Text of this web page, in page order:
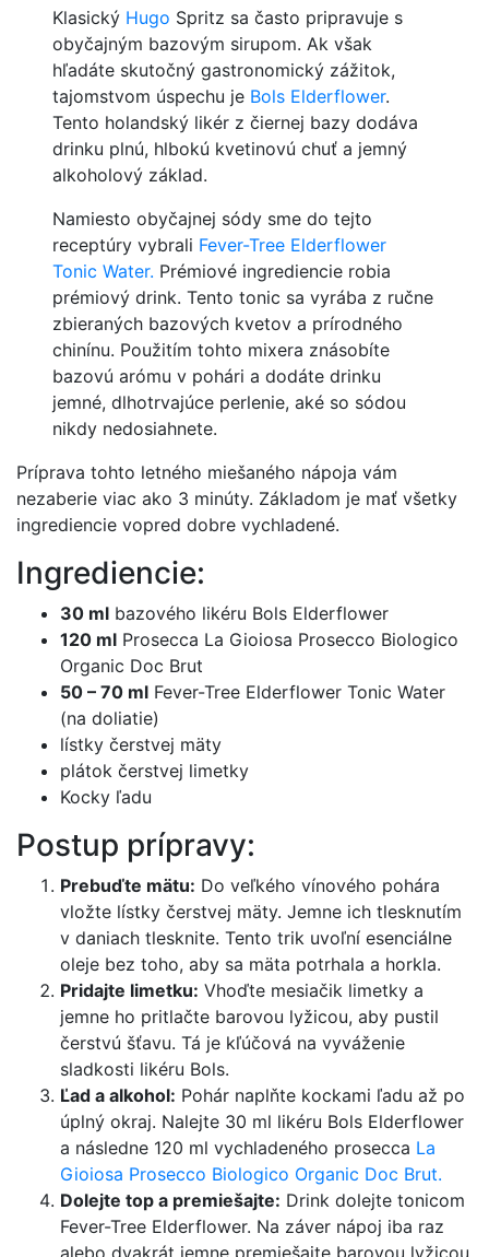
Klasický Hugo Spritz sa často pripravuje s
obyčajným bazovým sirupom. Ak však
hľadáte skutočný gastronomický zážitok,
tajomstvom úspechu je Bols Elderflower.
Tento holandský likér z čiernej bazy dodáva
drinku plnú, hlbokú kvetinovú chuť a jemný
alkoholový základ.
Namiesto obyčajnej sódy sme do tejto
receptúry vybrali Fever-Tree Elderflower
Tonic Water. Prémiové ingrediencie robia
prémiový drink. Tento tonic sa vyrába z ručne
zbieraných bazových kvetov a prírodného
chinínu. Použitím tohto mixera znásobíte
bazovú arómu v pohári a dodáte drinku
jemné, dlhotrvajúce perlenie, aké so sódou
nikdy nedosiahnete.
Príprava tohto letného miešaného nápoja vám
nezaberie viac ako 3 minúty. Základom je mať všetky
ingrediencie vopred dobre vychladené.
Ingrediencie:
30 ml bazového likéru Bols Elderflower
120 ml Prosecca La Gioiosa Prosecco Biologico
Organic Doc Brut
50 – 70 ml Fever-Tree Elderflower Tonic Water
(na doliatie)
lístky čerstvej mäty
plátok čerstvej limetky
Kocky ľadu
Postup prípravy:
Prebuďte mätu: Do veľkého vínového pohára
vložte lístky čerstvej mäty. Jemne ich tlesknutím
v daniach tlesknite. Tento trik uvoľní esenciálne
oleje bez toho, aby sa mäta potrhala a horkla.
Pridajte limetku: Vhoďte mesiačik limetky a
jemne ho pritlačte barovou lyžicou, aby pustil
čerstvú šťavu. Tá je kľúčová na vyváženie
sladkosti likéru Bols.
Ľad a alkohol: Pohár naplňte kockami ľadu až po
úplný okraj. Nalejte 30 ml likéru Bols Elderflower
a následne 120 ml vychladeného prosecca La
Gioiosa Prosecco Biologico Organic Doc Brut.
Dolejte top a premiešajte: Drink dolejte tonicom
Fever-Tree Elderflower. Na záver nápoj iba raz
alebo dvakrát jemne premiešajte barovou lyžicou